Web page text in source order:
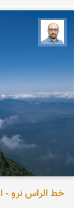
خط الراس نرو -